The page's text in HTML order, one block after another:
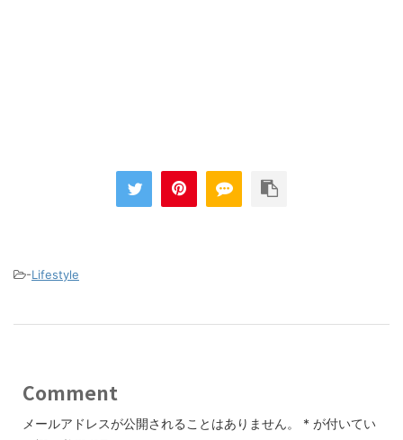
-Lifestyle
Comment
メールアドレスが公開されることはありません。 * が付いてい